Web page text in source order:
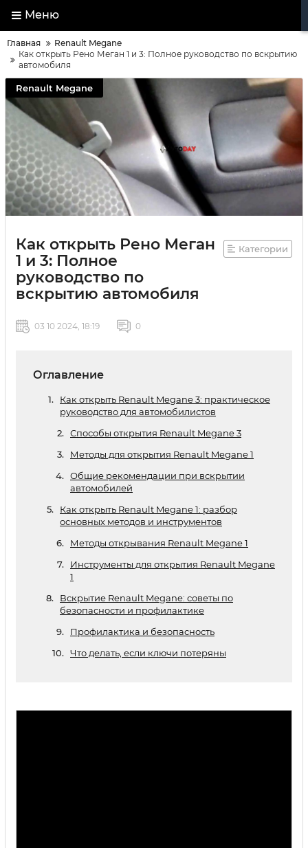
Меню
Главная
Renault Megane
Как открыть Рено Меган 1 и 3: Полное руководство по вскрытию
автомобиля
Renault Megane
Как открыть Рено Меган
1 и 3: Полное
руководство по
вскрытию автомобиля
Категории
03 10 2024, 18:19 0
Оглавление
Как открыть Renault Megane 3: практическое
руководство для автомобилистов
Способы открытия Renault Megane 3
Методы для открытия Renault Megane 1
Общие рекомендации при вскрытии
автомобилей
Как открыть Renault Megane 1: разбор
основных методов и инструментов
Методы открывания Renault Megane 1
Инструменты для открытия Renault Megane
1
Вскрытие Renault Megane: советы по
безопасности и профилактике
Профилактика и безопасность
Что делать, если ключи потеряны